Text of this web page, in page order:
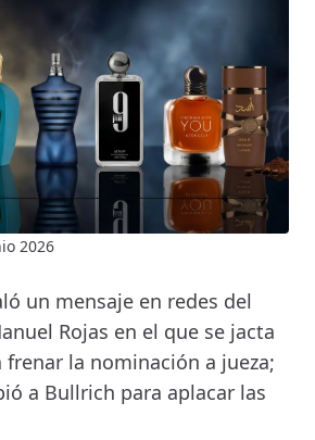
2026
un mensaje en redes del
Rojas en el que se jacta
frenar la nominación a jueza;
a Bullrich para aplacar las